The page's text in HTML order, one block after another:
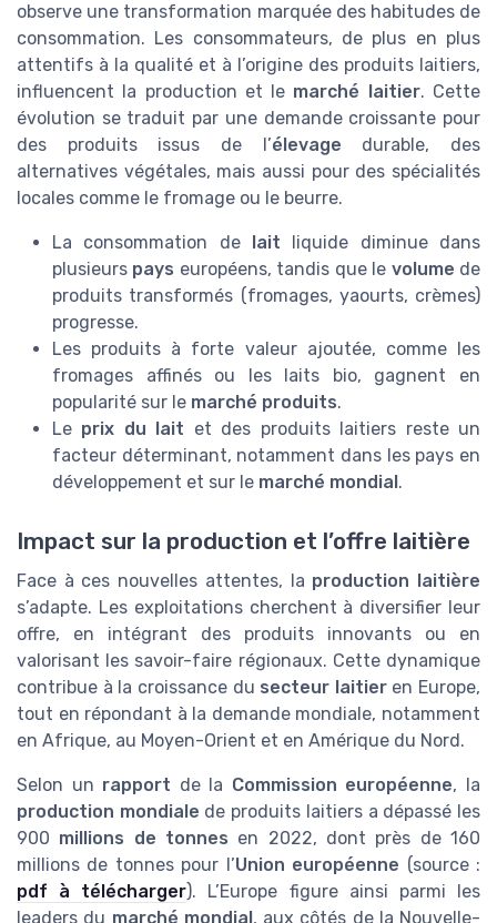
observe une transformation marquée des habitudes de
consommation. Les consommateurs, de plus en plus
attentifs à la qualité et à l’origine des produits laitiers,
influencent la production et le marché laitier. Cette
évolution se traduit par une demande croissante pour
des produits issus de l’élevage durable, des
alternatives végétales, mais aussi pour des spécialités
locales comme le fromage ou le beurre.
La consommation de lait liquide diminue dans
plusieurs pays européens, tandis que le volume de
produits transformés (fromages, yaourts, crèmes)
progresse.
Les produits à forte valeur ajoutée, comme les
fromages affinés ou les laits bio, gagnent en
popularité sur le marché produits.
Le prix du lait et des produits laitiers reste un
facteur déterminant, notamment dans les pays en
développement et sur le marché mondial.
Impact sur la production et l’offre laitière
Face à ces nouvelles attentes, la production laitière
s’adapte. Les exploitations cherchent à diversifier leur
offre, en intégrant des produits innovants ou en
valorisant les savoir-faire régionaux. Cette dynamique
contribue à la croissance du secteur laitieren Europe,
tout en répondant à la demande mondiale, notamment
en Afrique, au Moyen-Orient et en Amérique du Nord.
Selon un rapport de la Commission européenne, la
production mondiale de produits laitiers a dépassé les
900 millions de tonnes en 2022, dont près de 160
millions de tonnes pour l’Union européenne (source :
pdf à télécharger). L’Europe figure ainsi parmi les
leaders du marché mondial, aux côtés de la Nouvelle-